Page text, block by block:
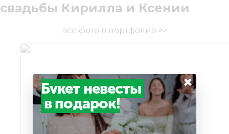
свадьбы Кирилла и Ксении
все фото в портфолио >>
Букет невесты
в подарок!
×